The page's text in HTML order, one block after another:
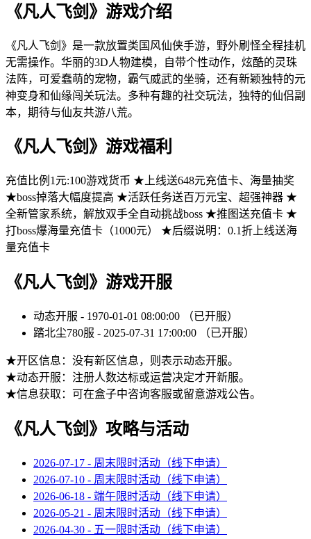
《凡人飞剑》游戏介绍
《凡人飞剑》是一款放置类国风仙侠手游，野外刷怪全程挂机
无需操作。华丽的3D人物建模，自带个性动作，炫酷的灵珠
法阵，可爱蠢萌的宠物，霸气威武的坐骑，还有新颖独特的元
神变身和仙缘闯关玩法。多种有趣的社交玩法，独特的仙侣副
本，期待与仙友共游八荒。
《凡人飞剑》游戏福利
充值比例1元:100游戏货币 ★上线送648元充值卡、海量抽奖
★boss掉落大幅度提高 ★活跃任务送百万元宝、超强神器 ★
全新管家系统，解放双手全自动挑战boss ★推图送充值卡 ★
打boss爆海量充值卡（1000元） ★后缀说明：0.1折上线送海
量充值卡
《凡人飞剑》游戏开服
动态开服 - 1970-01-01 08:00:00 （已开服）
踏北尘780服 - 2025-07-31 17:00:00 （已开服）
★开区信息：没有新区信息，则表示动态开服。
★动态开服：注册人数达标或运营决定才开新服。
★信息获取：可在盒子中咨询客服或留意游戏公告。
《凡人飞剑》攻略与活动
2026-07-17 - 周末限时活动（线下申请）
2026-07-10 - 周末限时活动（线下申请）
2026-06-18 - 端午限时活动（线下申请）
2026-05-21 - 周末限时活动（线下申请）
2026-04-30 - 五一限时活动（线下申请）